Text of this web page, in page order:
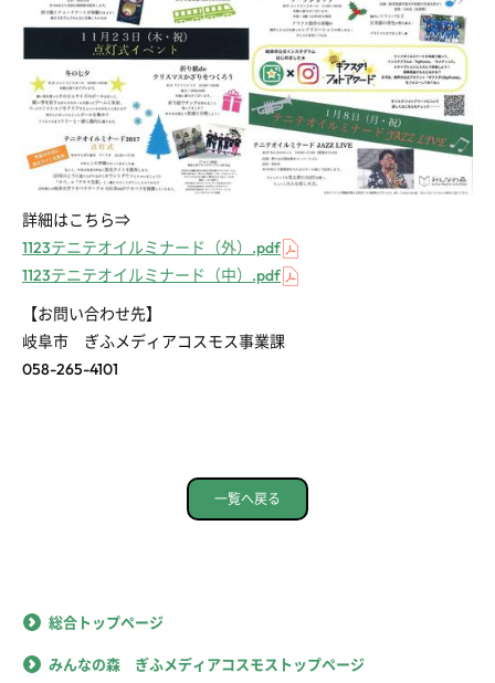
詳細はこちら⇒
1123テニテオイルミナード（外）.pdf
1123テニテオイルミナード（中）.pdf
【お問い合わせ先】
岐阜市 ぎふメディアコスモス事業課
058-265-4101
一覧へ戻る
総合トップページ
みんなの森 ぎふメディアコスモストップページ